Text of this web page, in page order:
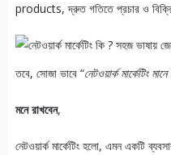
products, দ্রুত গতিতে প্রচার ও
তবে, সোজা ভাবে “নেটওয়ার্ক মার্কেটিং
মনে রাখবেন,
নেটওয়ার্ক মার্কেটিং হলো, এমন একটি